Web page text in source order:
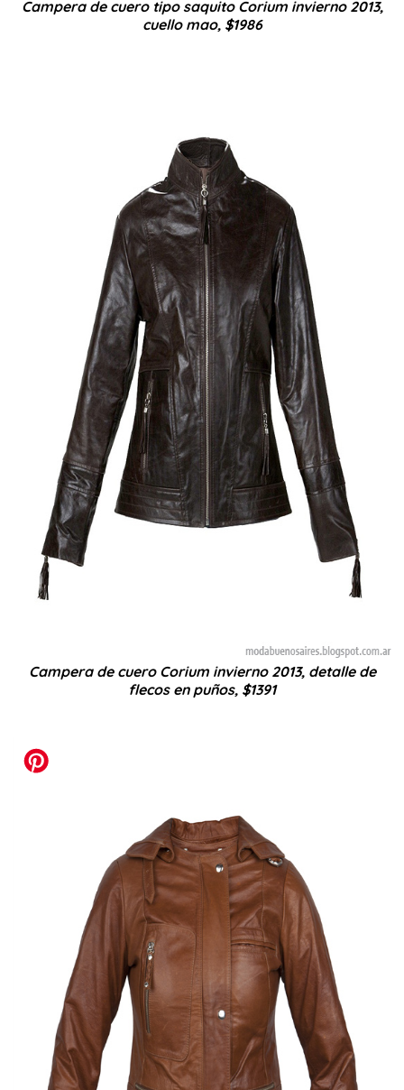
Campera de cuero tipo saquito Corium invierno 2013,
cuello mao, $1986
Campera de cuero Corium invierno 2013, detalle de
flecos en puños, $1391